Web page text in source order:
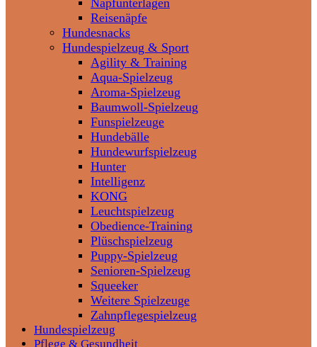
Napfunterlagen
Reisenäpfe
Hundesnacks
Hundespielzeug & Sport
Agility & Training
Aqua-Spielzeug
Aroma-Spielzeug
Baumwoll-Spielzeug
Funspielzeuge
Hundebälle
Hundewurfspielzeug
Hunter
Intelligenz
KONG
Leuchtspielzeug
Obedience-Training
Plüschspielzeug
Puppy-Spielzeug
Senioren-Spielzeug
Squeeker
Weitere Spielzeuge
Zahnpflegespielzeug
Hundespielzeug
Pflege & Gesundheit